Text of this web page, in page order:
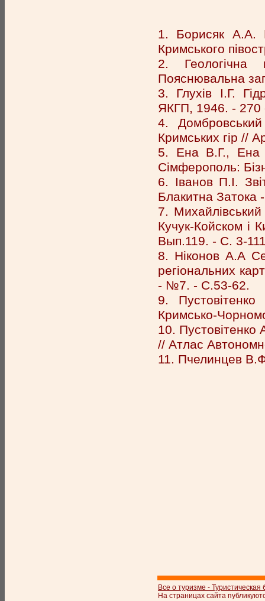
1. Борисяк А.А.
Кримського
2.
Пояснювальна
3. Глухів І.Г.
ЯКГП, 1946. - 270
4.
Кримських гір //
5. Ена В.Г., Ена
Сімферополь:
6. Іванов П.І.
Блакитна
7.
Кучук-Койском
Вып.119. - С. 3-
8. Ніконов А.А
регіональних
- №7. - С.53-62.
9.
Кримсько-
10. Пустовітенко
// Атлас
11. Пчелинцев
Все о туризме - Туристическая
На страницах сайта